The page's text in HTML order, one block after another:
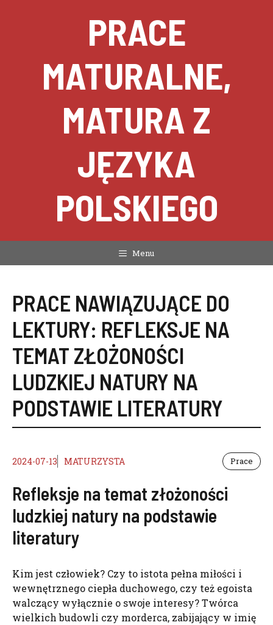
PRACE
MATURALNE,
MATURA Z
JĘZYKA
POLSKIEGO
Menu
PRACE NAWIĄZUJĄCE DO
LEKTURY: REFLEKSJE NA
TEMAT ZŁOŻONOŚCI
LUDZKIEJ NATURY NA
PODSTAWIE LITERATURY
2024-07-13 MATURZYSTA Prace
Refleksje na temat złożoności
ludzkiej natury na podstawie
literatury
Kim jest człowiek? Czy to istota pełna miłości i
wewnętrznego ciepła duchowego, czy też egoista
walczący wyłącznie o swoje interesy? Twórca
wielkich budowli czy morderca, zabijający w imię